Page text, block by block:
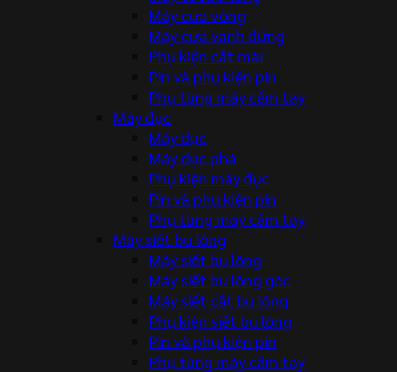
Máy cưa vòng
Máy cưa vanh đứng
Phụ kiện cắt mài
Pin và phụ kiện pin
Phụ tùng máy cầm tay
Máy đục
Máy đục
Máy đục phá
Phụ kiện máy đục
Pin và phụ kiện pin
Phụ tùng máy cầm tay
Máy siết bu lông
Máy siết bu lông
Máy siết bu lông góc
Máy siết cắt bu lông
Phụ kiện siết bu lông
Pin và phụ kiện pin
Phụ tùng máy cầm tay